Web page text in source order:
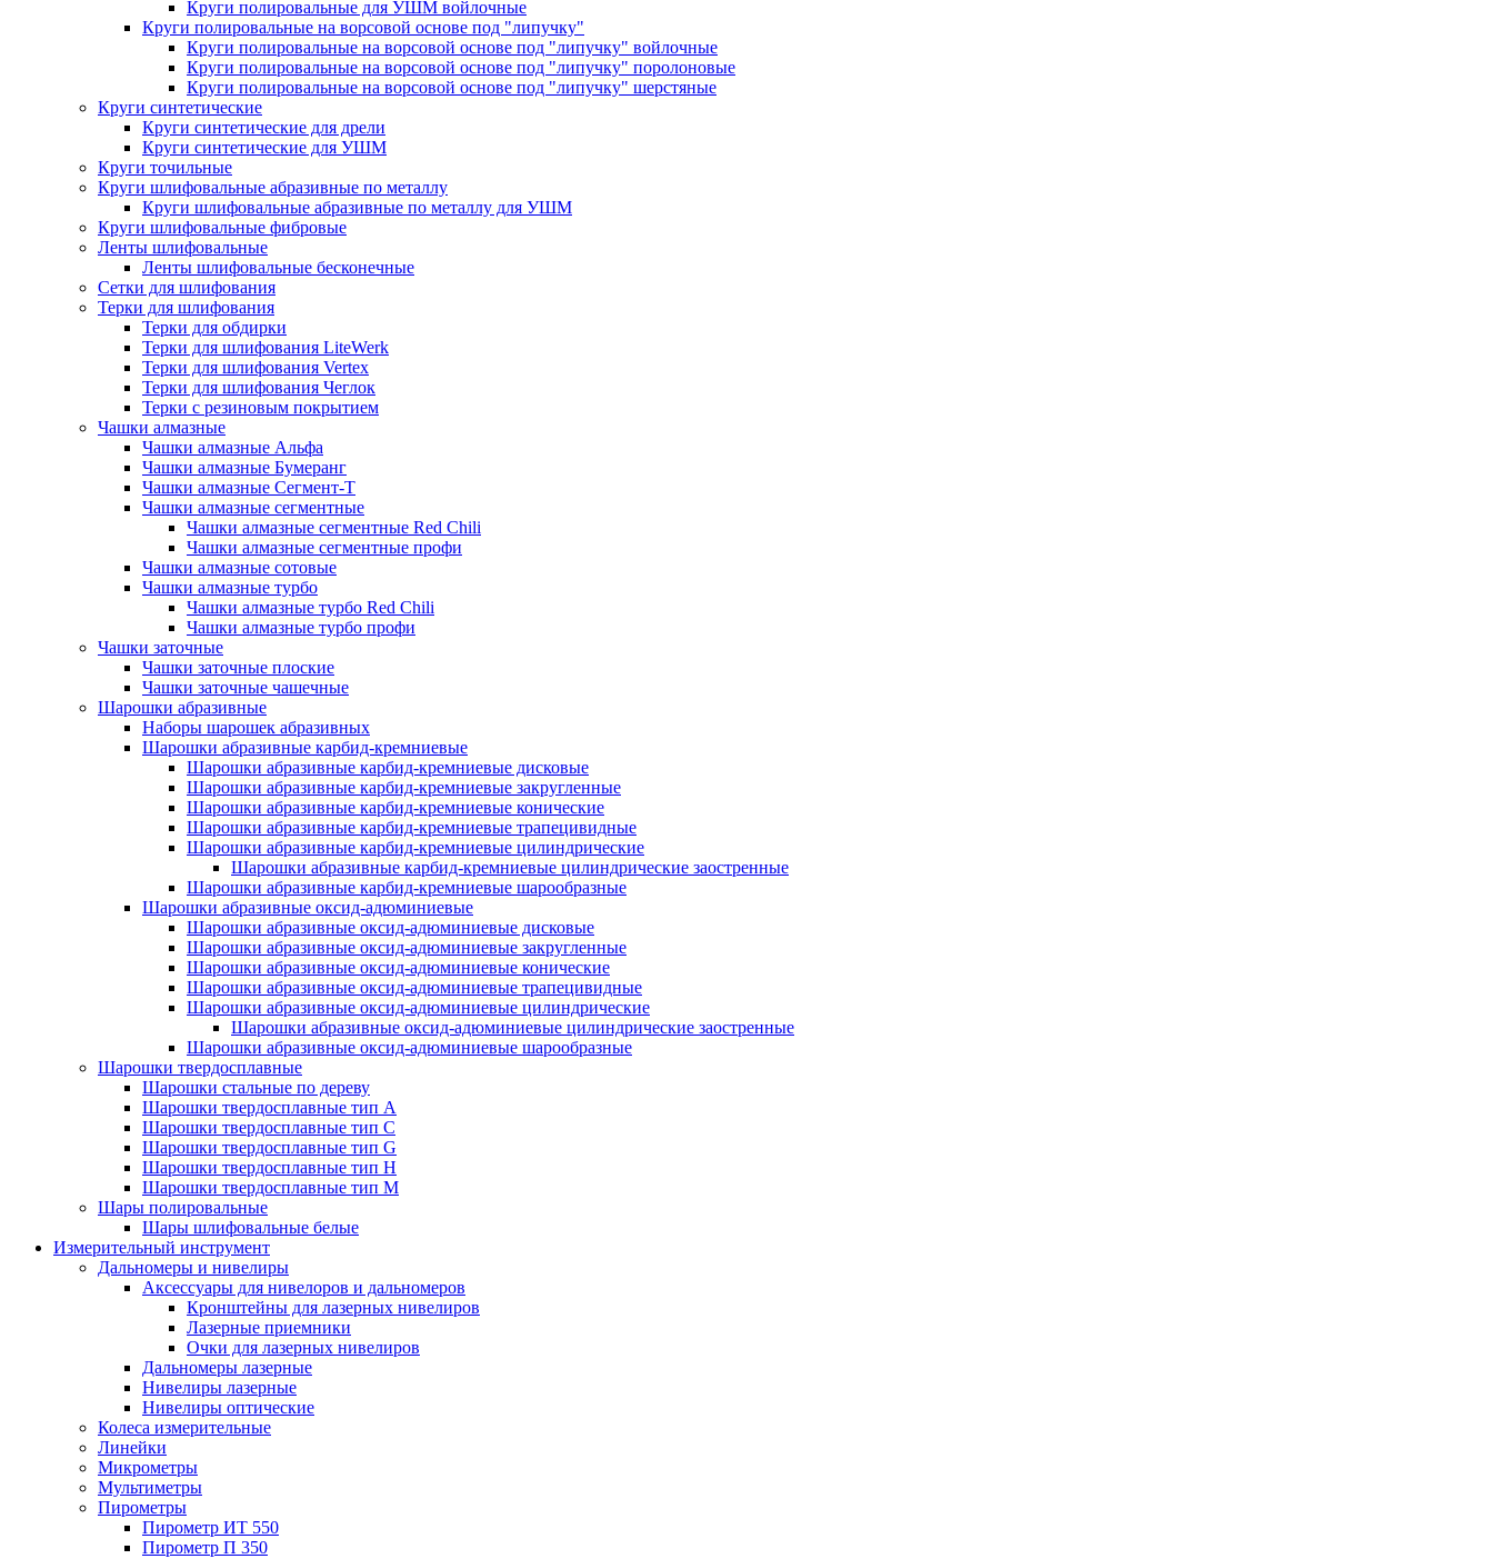
Круги полировальные для УШМ войлочные
Круги полировальные на ворсовой основе под "липучку"
Круги полировальные на ворсовой основе под "липучку" войлочные
Круги полировальные на ворсовой основе под "липучку" поролоновые
Круги полировальные на ворсовой основе под "липучку" шерстяные
Круги синтетические
Круги синтетические для дрели
Круги синтетические для УШМ
Круги точильные
Круги шлифовальные абразивные по металлу
Круги шлифовальные абразивные по металлу для УШМ
Круги шлифовальные фибровые
Ленты шлифовальные
Ленты шлифовальные бесконечные
Сетки для шлифования
Терки для шлифования
Терки для обдирки
Терки для шлифования LiteWerk
Терки для шлифования Vertex
Терки для шлифования Чеглок
Терки с резиновым покрытием
Чашки алмазные
Чашки алмазные Альфа
Чашки алмазные Бумеранг
Чашки алмазные Сегмент-Т
Чашки алмазные сегментные
Чашки алмазные сегментные Red Chili
Чашки алмазные сегментные профи
Чашки алмазные сотовые
Чашки алмазные турбо
Чашки алмазные турбо Red Chili
Чашки алмазные турбо профи
Чашки заточные
Чашки заточные плоские
Чашки заточные чашечные
Шарошки абразивные
Наборы шарошек абразивных
Шарошки абразивные карбид-кремниевые
Шарошки абразивные карбид-кремниевые дисковые
Шарошки абразивные карбид-кремниевые закругленные
Шарошки абразивные карбид-кремниевые конические
Шарошки абразивные карбид-кремниевые трапецивидные
Шарошки абразивные карбид-кремниевые цилиндрические
Шарошки абразивные карбид-кремниевые цилиндрические заостренные
Шарошки абразивные карбид-кремниевые шарообразные
Шарошки абразивные оксид-адюминиевые
Шарошки абразивные оксид-адюминиевые дисковые
Шарошки абразивные оксид-адюминиевые закругленные
Шарошки абразивные оксид-адюминиевые конические
Шарошки абразивные оксид-адюминиевые трапецивидные
Шарошки абразивные оксид-адюминиевые цилиндрические
Шарошки абразивные оксид-адюминиевые цилиндрические заостренные
Шарошки абразивные оксид-адюминиевые шарообразные
Шарошки твердосплавные
Шарошки стальные по дереву
Шарошки твердосплавные тип A
Шарошки твердосплавные тип C
Шарошки твердосплавные тип G
Шарошки твердосплавные тип H
Шарошки твердосплавные тип M
Шары полировальные
Шары шлифовальные белые
Измерительный инструмент
Дальномеры и нивелиры
Аксессуары для нивелоров и дальномеров
Кронштейны для лазерных нивелиров
Лазерные приемники
Очки для лазерных нивелиров
Дальномеры лазерные
Нивелиры лазерные
Нивелиры оптические
Колеса измерительные
Линейки
Микрометры
Мультиметры
Пирометры
Пирометр ИТ 550
Пирометр П 350